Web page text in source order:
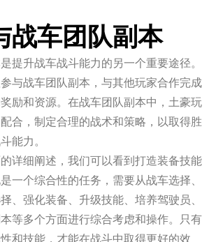
战车团队副本
提升战车战斗能力的另一个重要途径。
与战车团队副本，与其他玩家合作完成
励和资源。在战车团队副本中，土豪玩
合，制定合理的战术和策略，以取得胜
能力。
详细阐述，我们可以看到打造装备技能
一个综合性的任务，需要从战车选择、
、强化装备、升级技能、培养驾驶员、
等多个方面进行综合考虑和操作。只有
和技能，才能在战斗中取得更好的效